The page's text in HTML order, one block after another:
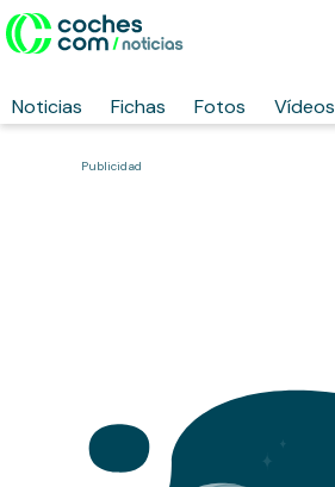
Noticias Fichas Fotos Vídeos
Publicidad